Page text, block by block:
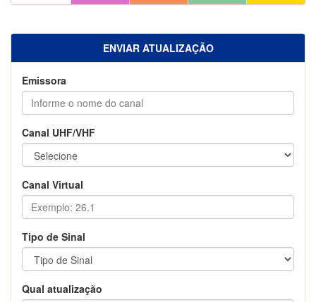
ENVIAR ATUALIZAÇÃO
Emissora
Canal UHF/VHF
Canal Virtual
Tipo de Sinal
Qual atualização